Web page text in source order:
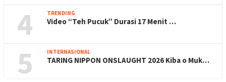
4 TRENDING
Video “Teh Pucuk” Durasi 17 Menit …
5 INTERNASIONAL
TARING NIPPON ONSLAUGHT 2026 Kiba o Muk…